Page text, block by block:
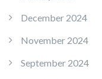
December 2024
November 2024
September 2024